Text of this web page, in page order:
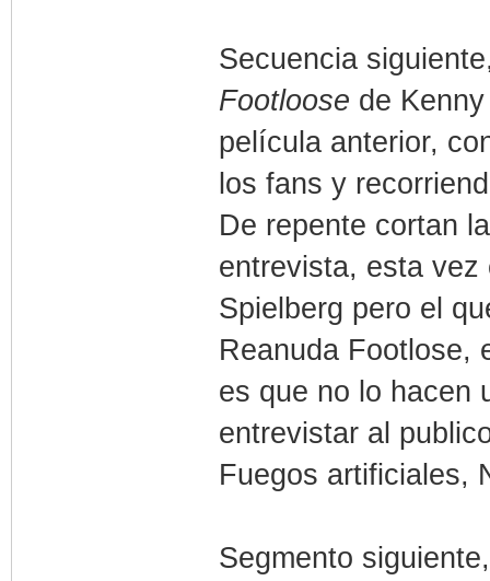
Secuencia
Footloose de
película anterior,
los fans y
De repente cortan
entrevista, esta
Spielberg pero el
Reanuda Footlose,
es que no lo hacen
entrevistar al
Fuegos artificiales,
Segmento